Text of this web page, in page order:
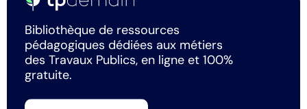
Bibliothèque de ressources
pédagogiques dédiées aux métiers
des Travaux Publics, en ligne et 100%
gratuite.